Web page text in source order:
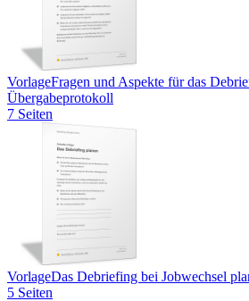
VorlageFragen und Aspekte für das
Übergabeprotokoll
7 Seiten
VorlageDas Debriefing bei Jobwechsel
5 Seiten